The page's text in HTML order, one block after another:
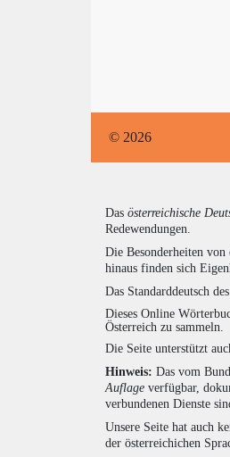
© 2026
Das österreichische
Redewendungen.
Die Besonderheiten
hinaus finden sich
Das Standarddeutsch
Dieses Online
Österreich zu sammeln.
Die Seite unterstützt
Hinweis: Das vom
Auflage verfügbar,
verbundenen Dienste
Unsere Seite hat auch
der österreichichen